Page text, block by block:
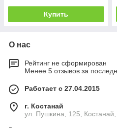
Купить
О нас
Рейтинг не сформирован
Менее 5 отзывов за
Работает с 27.04.2015
г. Костанай
ул. Пушкина, 125, Костанай,